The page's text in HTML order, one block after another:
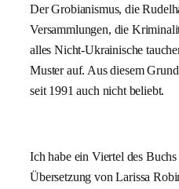
Der Grobianismus, die
Versammlungen, die
alles Nicht-Ukrainische
Muster auf. Aus diesem
seit 1991 auch nicht beliebt.
Ich habe ein Viertel des
Übersetzung von Larissa